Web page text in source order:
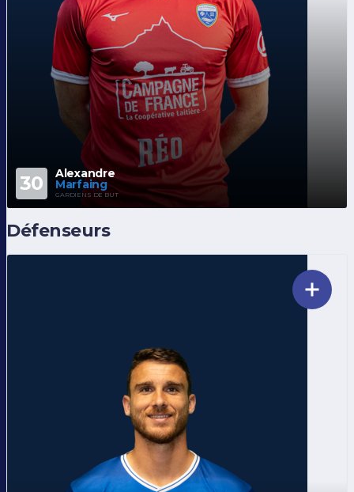
30 Alexandre
Marfaing
GARDIENS DE BUT
Défenseurs